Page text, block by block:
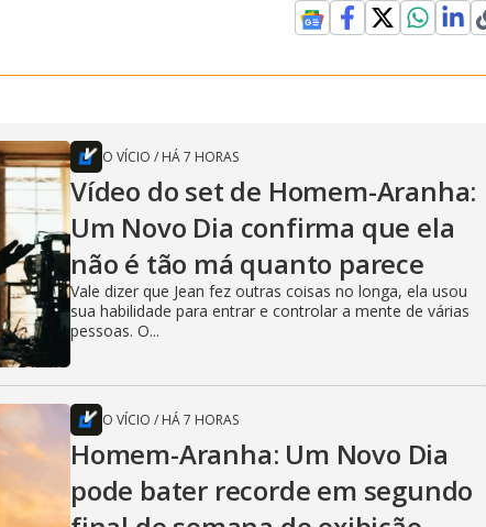
O VÍCIO / HÁ 7 HORAS
Vídeo do set de Homem-Aranha:
Um Novo Dia confirma que ela
não é tão má quanto parece
Vale dizer que Jean fez outras coisas no longa, ela usou
sua habilidade para entrar e controlar a mente de várias
pessoas. O...
O VÍCIO / HÁ 7 HORAS
Homem-Aranha: Um Novo Dia
pode bater recorde em segundo